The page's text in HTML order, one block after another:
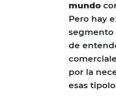
mundo
Pero hay
segmento
de
por la
esas